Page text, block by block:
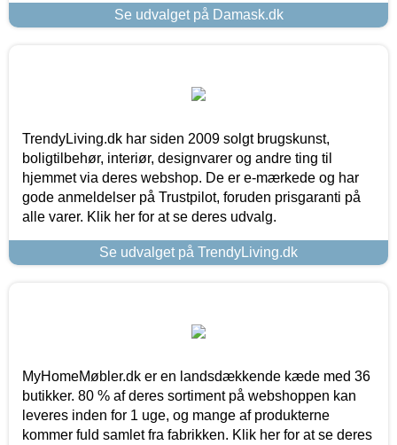
Se udvalget på Damask.dk
TrendyLiving.dk har siden 2009 solgt brugskunst,
boligtilbehør, interiør, designvarer og andre ting til
hjemmet via deres webshop. De er e-mærkede og har
gode anmeldelser på Trustpilot, foruden prisgaranti på
alle varer. Klik her for at se deres udvalg.
Se udvalget på TrendyLiving.dk
MyHomeMøbler.dk er en landsdækkende kæde med 36
butikker. 80 % af deres sortiment på webshoppen kan
leveres inden for 1 uge, og mange af produkterne
kommer fuld samlet fra fabrikken. Klik her for at se deres